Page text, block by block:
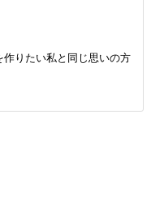
りたい私と同じ思いの方